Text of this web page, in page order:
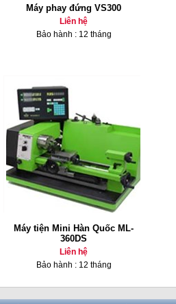
Máy phay đứng VS300
Liên hệ
Bảo hành : 12 tháng
Máy tiện Mini Hàn Quốc ML-
360DS
Liên hệ
Bảo hành : 12 tháng